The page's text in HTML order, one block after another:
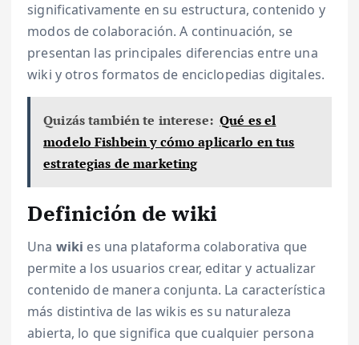
significativamente en su estructura, contenido y
modos de colaboración. A continuación, se
presentan las principales diferencias entre una
wiki y otros formatos de enciclopedias digitales.
Quizás también te interese: Qué es el
modelo Fishbein y cómo aplicarlo en tus
estrategias de marketing
Definición de wiki
Una wiki es una plataforma colaborativa que
permite a los usuarios crear, editar y actualizar
contenido de manera conjunta. La característica
más distintiva de las wikis es su naturaleza
abierta, lo que significa que cualquier persona